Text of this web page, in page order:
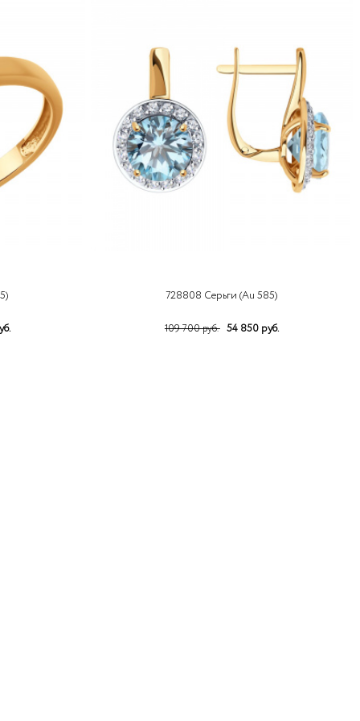
728808 Серьги (Au 585)
109 700 руб. 54 850 руб.